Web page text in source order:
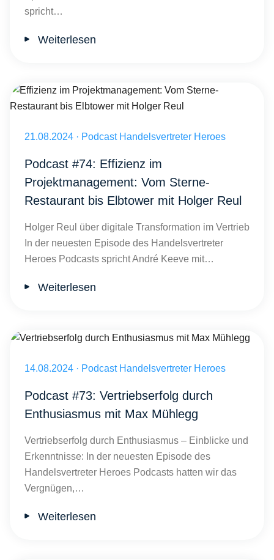
spricht…
Weiterlesen
Veröffentlicht am 21.08.2024
21.08.2024 · Podcast Handelsvertreter Heroes
Podcast #74: Effizienz im
Projektmanagement: Vom Sterne-
Restaurant bis Elbtower mit Holger Reul
Holger Reul über digitale Transformation im Vertrieb
In der neuesten Episode des Handelsvertreter
Heroes Podcasts spricht André Keeve mit…
Weiterlesen
Veröffentlicht am 14.08.2024
14.08.2024 · Podcast Handelsvertreter Heroes
Podcast #73: Vertriebserfolg durch
Enthusiasmus mit Max Mühlegg
Vertriebserfolg durch Enthusiasmus – Einblicke und
Erkenntnisse: In der neuesten Episode des
Handelsvertreter Heroes Podcasts hatten wir das
Vergnügen,…
Weiterlesen